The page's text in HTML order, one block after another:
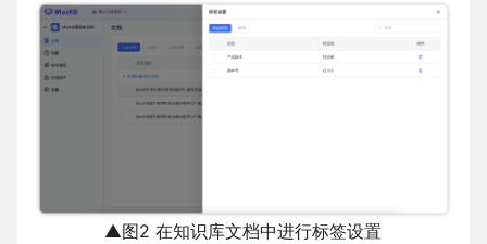
▲图2 在知识库文档中进行标签设置